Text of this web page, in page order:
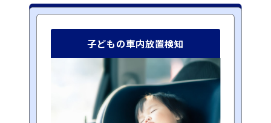
子どもの車内放置検知